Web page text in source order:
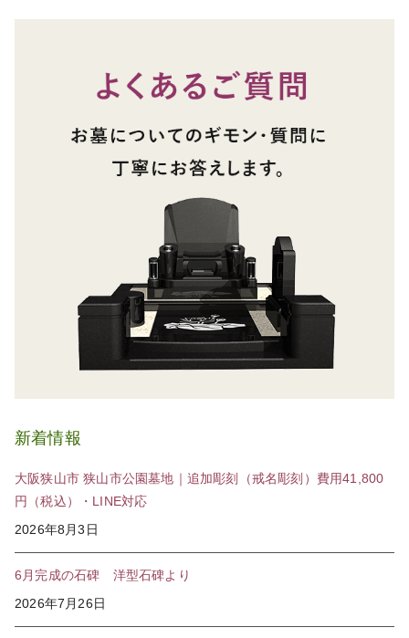
新着情報
大阪狭山市 狭山市公園墓地｜追加彫刻（戒名彫刻）費用41,800
円（税込）・LINE対応
2026年8月3日
6月完成の石碑 洋型石碑より
2026年7月26日